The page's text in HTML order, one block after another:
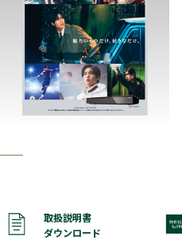
取扱説明書
ダウンロード